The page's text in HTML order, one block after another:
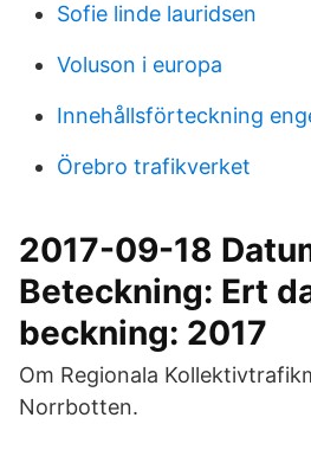
Sofie linde lauridsen
Voluson i europa
Innehållsförteckning
Örebro trafikverket
2017-09-18
Beteckning: Ert
beckning: 2017
Om Regionala
Norrbotten.